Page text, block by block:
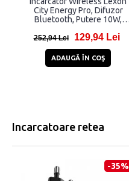
City Energy Pro, Difuzor
Bluetooth, Putere 10W,
252,94 Lei 129,94 Lei
ADAUGĂ ÎN COŞ
Incarcatoare retea
-35%